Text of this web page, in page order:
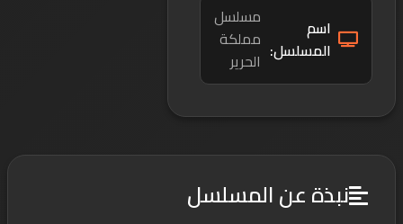
اسم
المسلسل:
مسلسل
مملكة
الحرير
نبذة عن المسلسل